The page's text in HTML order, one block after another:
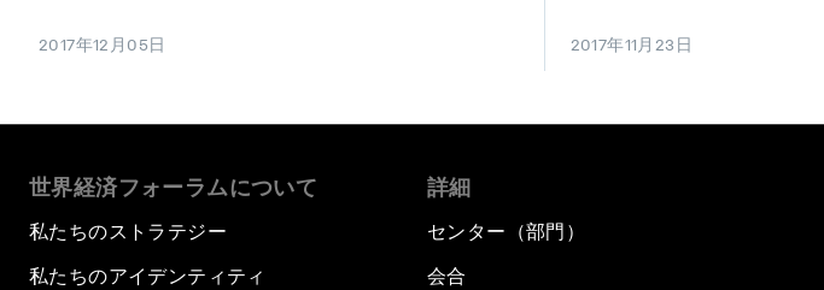
2017年12月05日 2017年11月23日
世界経済フォーラムについて
私たちのストラテジー
私たちのアイデンティティ
詳細
センター（部門）
会合